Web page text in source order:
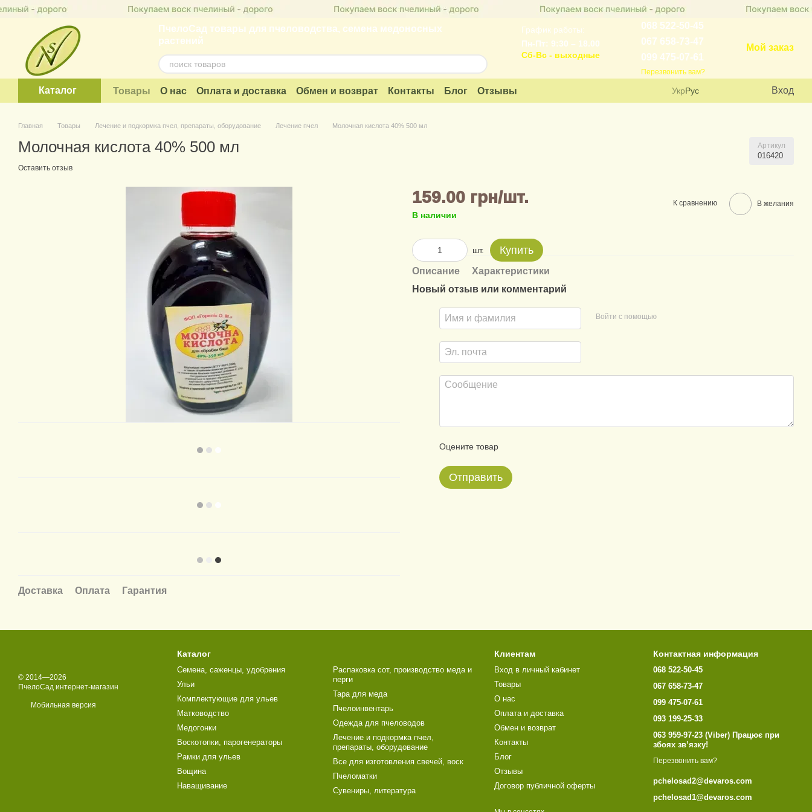
Перейти к основному контенту
ПчелоСад товары для пчеловодства, семена медоносных
растений
График работы:
Пн-Пт: 9:30 – 18.00
Сб-Вс - выходные
068 522-50-45
067 658-73-47
099 475-07-61
Перезвонить вам?
Мой заказ
Каталог Товары О нас Оплата и доставка Обмен и возврат Контакты Блог
Отзывы
Договор публичной оферты
УкрРус Вход
Главная Товары Лечение и подкормка пчел, препараты, оборудование Лечение пчел Молочная кислота 40% 500 мл
Молочная кислота 40% 500 мл Артикул
016420
Оставить отзыв
Доставка Оплата Гарантия
159.00 грн/шт.
В наличии
К сравнению В желания
шт. Купить
Описание
Характеристики
Новый отзыв или комментарий
Войти с помощью
Оцените товар
Отправить
© 2014—2026
ПчелоСад интернет-магазин
Мобильная версия
Каталог
Семена, саженцы, удобрения
Ульи
Комплектующие для ульев
Матководство
Медогонки
Воскотопки, парогенераторы
Рамки для ульев
Вощина
Наващивание
Распаковка сот, производство меда и
перги
Тара для меда
Пчелоинвентарь
Одежда для пчеловодов
Лечение и подкормка пчел,
препараты, оборудование
Все для изготовления свечей, воск
Пчеломатки
Сувениры, литература
Клиентам
Вход в личный кабинет
Товары
О нас
Оплата и доставка
Обмен и возврат
Контакты
Блог
Отзывы
Договор публичной оферты
Контактная информация
068 522-50-45
067 658-73-47
099 475-07-61
093 199-25-33
063 959-97-23 (Viber) Працює при
збоях зв’язку!
Перезвонить вам?
pchelosad2@devaros.com
pchelosad1@devaros.com